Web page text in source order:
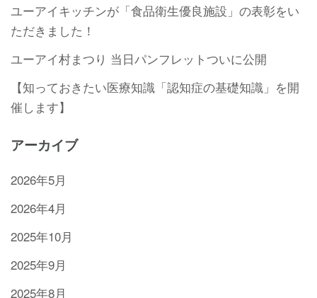
ユーアイキッチンが「食品衛生優良施設」の表彰をい
ただきました！
ユーアイ村まつり 当日パンフレットついに公開
【知っておきたい医療知識「認知症の基礎知識」を開
催します】
アーカイブ
2026年5月
2026年4月
2025年10月
2025年9月
2025年8月